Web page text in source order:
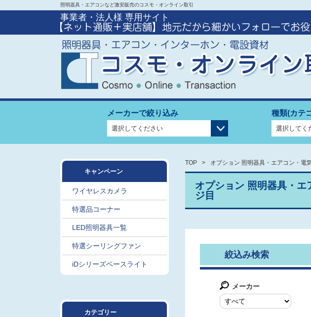
照明器具・エアコンなど激安販売のコスモ・オンライン取引
事業者・法人様 専用サイト
メーカーで絞り込み 種類(カテ
キャンペーン
ワイヤレスカメラ
特選品コーナー
LED照明器具一覧
特選シーリングファン
iDシリーズベースライト
カテゴリー
TOP オプション 照明器具・エアコン・電
オプション 照明器具・
ジ目
絞込み検索
メーカー